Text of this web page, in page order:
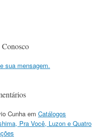
Conosco
sua mensagem.
Cunha em Catálogos
Pra Você, Luzon e Quatro